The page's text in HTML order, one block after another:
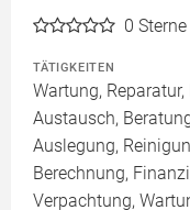
0
TÄTIGKEITEN
Wartung,
Austausch,
Auslegung,
Berechnung,
Verpachtung,